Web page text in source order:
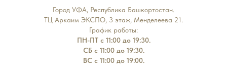
Город УФА, Республика Башкортостан.
ТЦ Аркаим ЭКСПО, 3 этаж, Менделеева 21.
График работы:
ПН-ПТ с 11:00 до 19:30.
СБ с 11:00 до 19:30.
ВС с 11:00 до 19:00.